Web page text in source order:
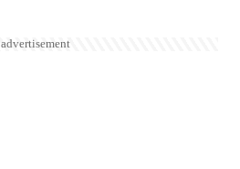
advertisement